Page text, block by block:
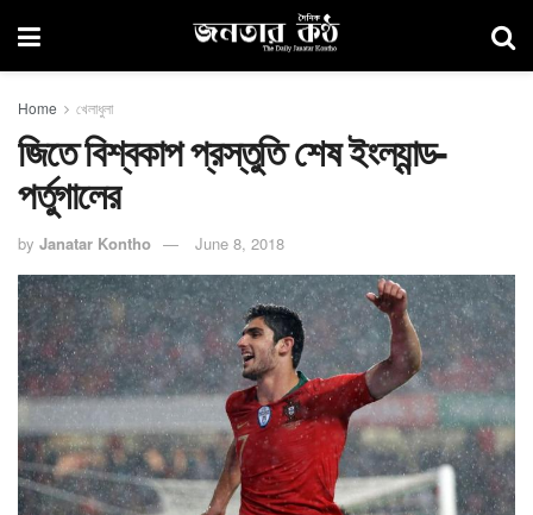
Home খেলাধুলা
জিতে বিশ্বকাপ প্রস্তুতি শেষ ইংল্যান্ড-
পর্তুগালের
by Janatar Kontho June 8, 2018